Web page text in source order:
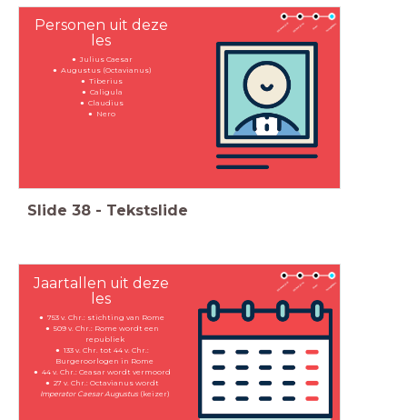
Personen uit deze
les
Julius Caesar
Augustus (Octavianus)
Tiberius
Caligula
Claudius
Nero
Slide 38 - Tekstslide
Jaartallen uit deze
les
753 v. Chr.: stichting van Rome
509 v. Chr.: Rome wordt een
republiek
133 v. Chr. tot 44 v. Chr.:
Burgeroorlogen in Rome
44 v. Chr.: Ceasar wordt vermoord
27 v. Chr.: Octavianus wordt
Imperator Caesar Augustus(keizer)